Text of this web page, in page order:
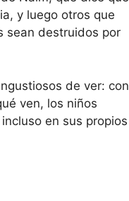
y luego otros que
sean destruidos por
de ver: con
ven, los niños
en sus propios